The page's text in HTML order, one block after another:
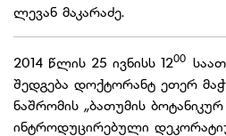
ლევან მაკარაძე.
2014 წლის 25 ივნისს 1200
შედგება დოქტორანტ ეთერ
ნაშრომის „ბათუმის
ინტროდუცირებული